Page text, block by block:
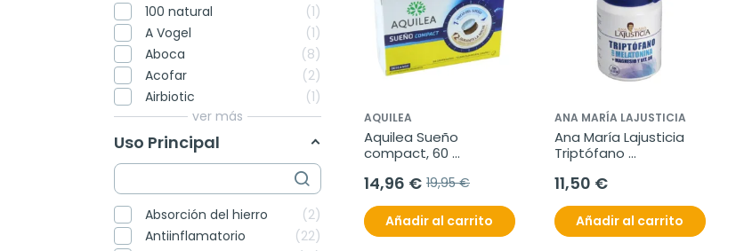
100 natural
1
A Vogel
1
Aboca
8
Acofar
2
Airbiotic
1
ver más
Uso Principal
Absorción del hierro
2
Antiinflamatorio
22
AQUILEA
Aquilea Sueño
compact, 60
14,96 € 19,95 €
Añadir al carrito
ANA MARÍA LAJUSTICIA
Ana María Lajusticia
Triptófano
Magnesio y Vit B6, 60
11,50 €
Añadir al carrito